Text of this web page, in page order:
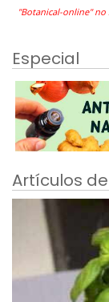
"Botanical-online" no
Especial
Artículos